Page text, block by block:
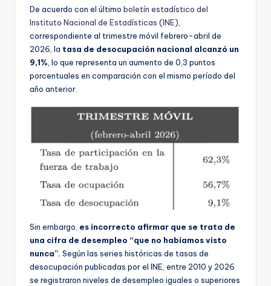
De acuerdo con el último boletín estadístico del
Instituto Nacional de Estadísticas (INE),
correspondiente al trimestre móvil febrero-abril de
2026, la tasa de desocupación nacional alcanzó un
9,1%, lo que representa un aumento de 0,3 puntos
porcentuales en comparación con el mismo período del
año anterior.
Sin embargo, es incorrecto afirmar que se trata de
una cifra de desempleo “que no habíamos visto
nunca”. Según las series históricas de tasas de
desocupación publicadas por el INE, entre 2010 y 2026
se registraron niveles de desempleo iguales o superiores